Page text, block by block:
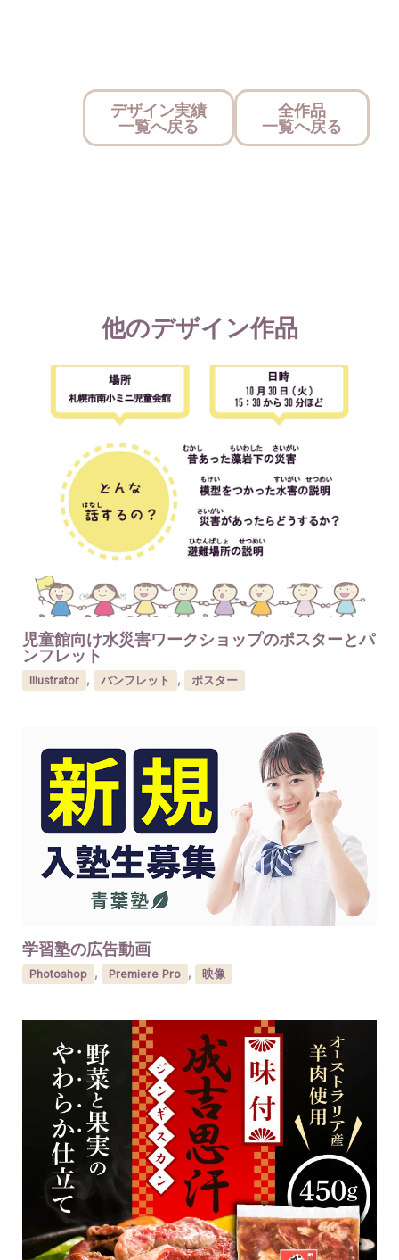
デザイン実績
一覧へ戻る
全作品
一覧へ戻る
他のデザイン作品
児童館向け水災害ワークショップのポスターとパ
ンフレット
Illustrator , パンフレット , ポスター
学習塾の広告動画
Photoshop , Premiere Pro , 映像